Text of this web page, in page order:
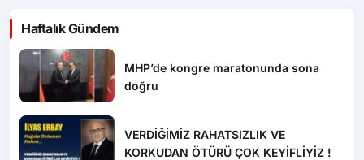
Haftalık Gündem
MHP’de kongre maratonunda sona
doğru
VERDİĞİMİZ RAHATSIZLIK VE
KORKUDAN ÖTÜRÜ ÇOK KEYİFLİYİZ !